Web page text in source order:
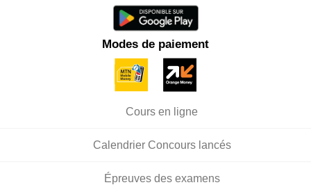
Modes de paiement
Cours en ligne
Calendrier Concours lancés
Épreuves des examens